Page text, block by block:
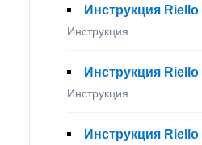
Инструкция Riello
Инструкция
Инструкция Riello
Инструкция
Инструкция Riello